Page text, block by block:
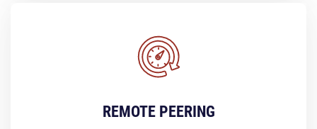
REMOTE PEERING